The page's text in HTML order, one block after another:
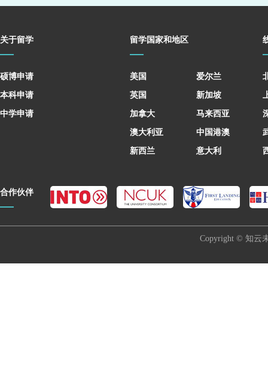
关于留学
硕博申请
本科申请
中学申请
留学国家和地区
美国
英国
加拿大
澳大利亚
新西兰
爱尔兰
新加坡
马来西亚
中国港澳
意大利
合作伙伴
Copyright © 知云